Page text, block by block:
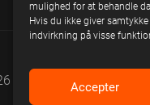
mulighed for at behandle
Hvis du ikke giver
indvirkning på visse
Accepter